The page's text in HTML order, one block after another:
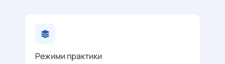
Режими практики